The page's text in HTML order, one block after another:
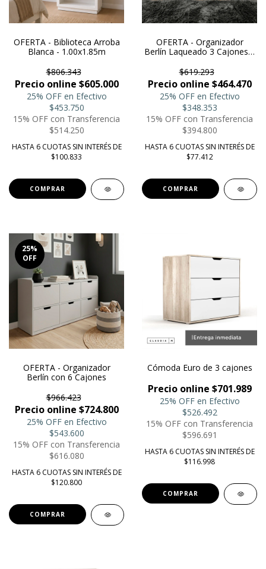
OFERTA - Biblioteca Arroba
Blanca - 1.00x1.85m
$806.343
Precio online $605.000
25% OFF en Efectivo
$453.750
15% OFF con Transferencia
$514.250
HASTA 6 CUOTAS SIN INTERÉS DE
$100.833
OFERTA - Organizador
Berlín Laqueado 3 Cajones y
$619.293
Precio online $464.470
25% OFF en Efectivo
$348.353
15% OFF con Transferencia
$394.800
HASTA 6 CUOTAS SIN INTERÉS DE
$77.412
25%
OFF
OFERTA - Organizador
Berlín con 6 Cajones
$966.423
Precio online $724.800
25% OFF en Efectivo
$543.600
15% OFF con Transferencia
$616.080
HASTA 6 CUOTAS SIN INTERÉS DE
$120.800
Cómoda Euro de 3 cajones
Precio online $701.989
25% OFF en Efectivo
$526.492
15% OFF con Transferencia
$596.691
HASTA 6 CUOTAS SIN INTERÉS DE
$116.998
COMPRAR